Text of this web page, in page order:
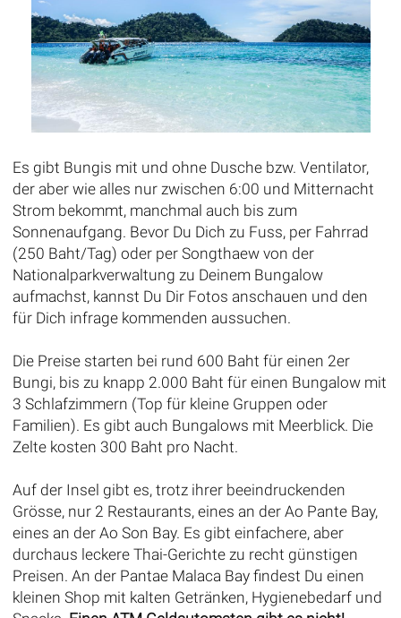
Es gibt Bungis mit und ohne Dusche bzw. Ventilator,
der aber wie alles nur zwischen 6:00 und Mitternacht
Strom bekommt, manchmal auch bis zum
Sonnenaufgang. Bevor Du Dich zu Fuss, per Fahrrad
(250 Baht/Tag) oder per Songthaew von der
Nationalparkverwaltung zu Deinem Bungalow
aufmachst, kannst Du Dir Fotos anschauen und den
für Dich infrage kommenden aussuchen.
Die Preise starten bei rund 600 Baht für einen 2er
Bungi, bis zu knapp 2.000 Baht für einen Bungalow mit
3 Schlafzimmern (Top für kleine Gruppen oder
Familien). Es gibt auch Bungalows mit Meerblick. Die
Zelte kosten 300 Baht pro Nacht.
Auf der Insel gibt es, trotz ihrer beeindruckenden
Grösse, nur 2 Restaurants, eines an der Ao Pante Bay,
eines an der Ao Son Bay. Es gibt einfachere, aber
durchaus leckere Thai-Gerichte zu recht günstigen
Preisen. An der Pantae Malaca Bay findest Du einen
kleinen Shop mit kalten Getränken, Hygienebedarf und